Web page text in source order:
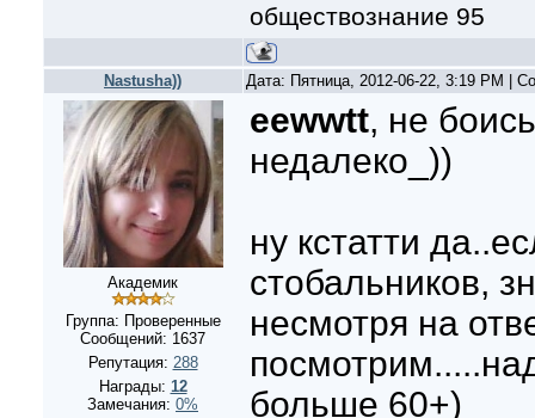
обществознание 95
Nastusha)) Дата: Пятница, 2012-06-22, 3:19 PM |
Академик
Группа: Проверенные
Сообщений: 1637
Репутация: 288
Награды: 12
Замечания: 0%
eewwtt, не
недалеко_))
ну кстатти
стобальников,
несмотря на
больше 60+)